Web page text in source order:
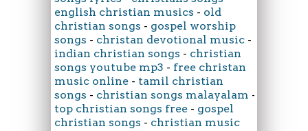
english christian musics - old
christian songs - gospel worship
songs - christan devotional music -
indian christian songs - christian
songs youtube mp3 - free christan
music online - tamil christian
songs - christian songs malayalam -
top christian songs free - gospel
christian songs - christian music